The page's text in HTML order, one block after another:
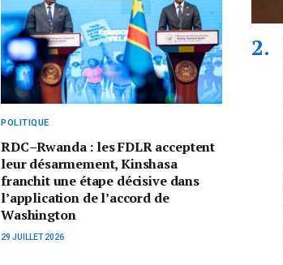
POLITIQUE
RDC–Rwanda : les FDLR acceptent
leur désarmement, Kinshasa
franchit une étape décisive dans
l’application de l’accord de
Washington
29 JUILLET 2026